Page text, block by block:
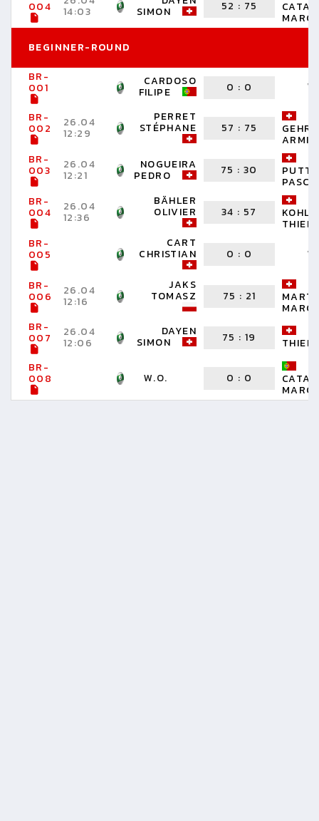
004 14:03 SIMON 52 : 75
BEGINNER-ROUND
BR-
001 CARDOSO
FILIPE 0 : 0
BR-
002 26.04
12:29
PERRET
STÉPHANE 57 : 75
ARMIN
BR-
003 26.04
12:21
NOGUEIRA
PEDRO 75 :30
BR-
004 26.04
12:36
BÄHLER
OLIVIER 34 : 57
BR-
005
CART
CHRISTIAN 0 : 0
BR-
006 26.04
12:16
JAKS
TOMASZ 75 : 21
BR-
007 26.04
12:06
DAYEN
SIMON 75 :19
BR-
008 W.O. 0 : 0